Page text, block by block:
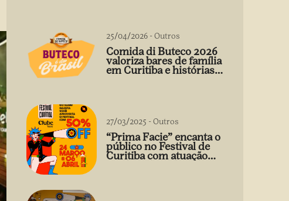
25/04/2026 -Outros
Comida di Buteco 2026
valoriza bares de família
em Curitiba e histórias
27/03/2025 -Outros
“Prima Facie” encanta o
público no Festival de
Curitiba com atuação
arrebatadora de Débora